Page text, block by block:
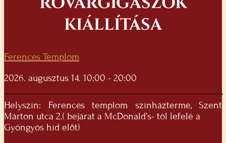
KIÁLLÍTÁSA
Ferences Templom
2026. augusztus 14. 10:00 - 20:00
Helyszín: Ferences templom színházterme, Szent
Márton utca 2.( bejárat a McDonald’s- tól lefelé a
Gyöngyös híd előt)